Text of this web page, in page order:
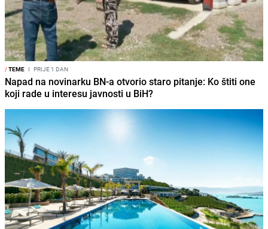
/TEME I PRIJE 1 DAN
Napad na novinarku BN-a otvorio staro pitanje: Ko štiti one
koji rade u interesu javnosti u BiH?